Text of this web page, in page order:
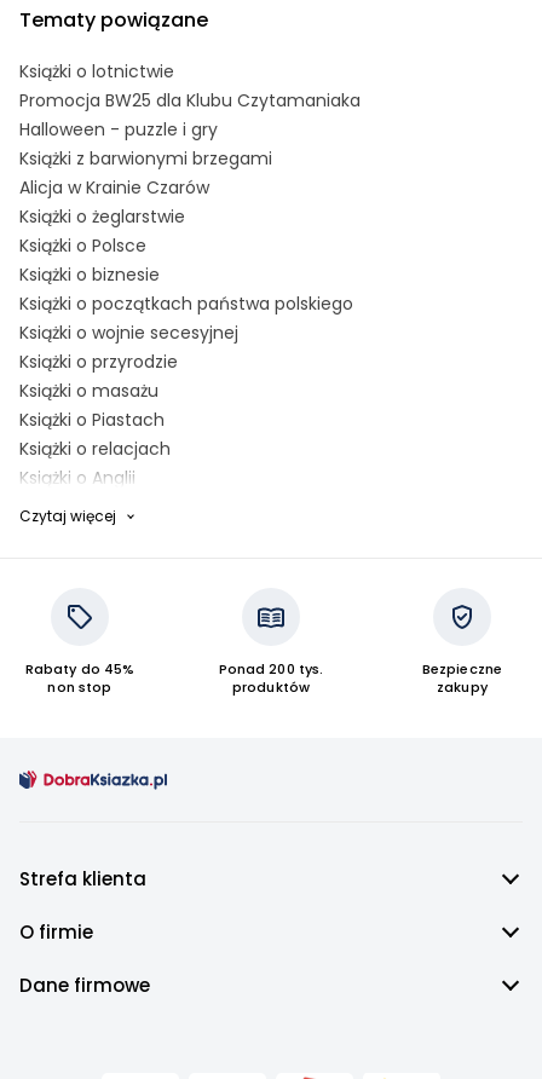
Tematy powiązane
Książki o lotnictwie
Promocja BW25 dla Klubu Czytamaniaka
Halloween - puzzle i gry
Książki z barwionymi brzegami
Alicja w Krainie Czarów
Książki o żeglarstwie
Książki o Polsce
Książki o biznesie
Książki o początkach państwa polskiego
Książki o wojnie secesyjnej
Książki o przyrodzie
Książki o masażu
Książki o Piastach
Książki o relacjach
Książki o Anglii
Książki o Śródziemiu
Czytaj więcej
Rabaty do 45%
non stop
Ponad 200 tys.
produktów
Bezpieczne
zakupy
Strefa klienta
O firmie
Dane firmowe